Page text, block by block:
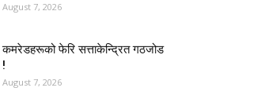
August 7, 2026
कमरेडहरूको फेरि सत्ताकेन्द्रित गठजोड
!
August 7, 2026